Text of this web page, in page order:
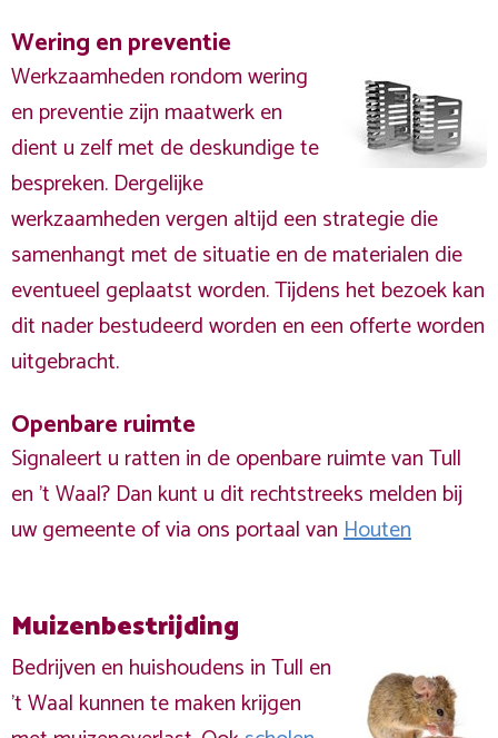
Wering en preventie
Werkzaamheden rondom wering
en preventie zijn maatwerk en
dient u zelf met de deskundige te
bespreken. Dergelijke
werkzaamheden vergen altijd een strategie die
samenhangt met de situatie en de materialen die
eventueel geplaatst worden. Tijdens het bezoek kan
dit nader bestudeerd worden en een offerte worden
uitgebracht.
Openbare ruimte
Signaleert u ratten in de openbare ruimte van Tull
en 't Waal? Dan kunt u dit rechtstreeks melden bij
uw gemeente of via ons portaal vanHouten
Muizenbestrijding
Bedrijven en huishoudens in Tull en
't Waal kunnen te maken krijgen